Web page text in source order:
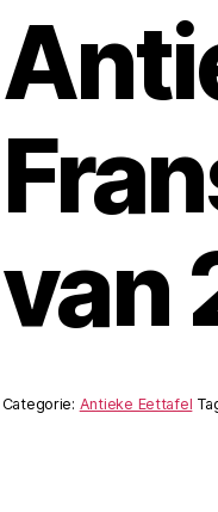
van
Categorie: Antieke Eettafel